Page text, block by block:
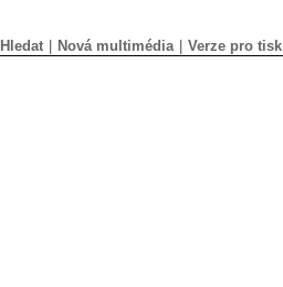
Hledat Nová multimédia Verze pro tisk